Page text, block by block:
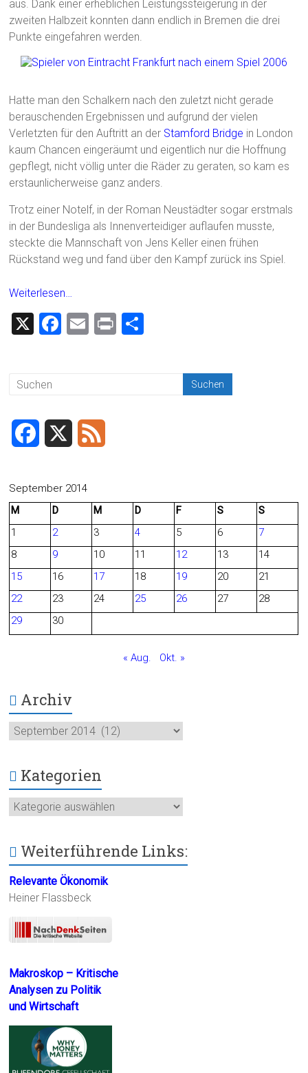
aus. Dank einer erheblichen Leistungssteigerung in der
zweiten Halbzeit konnten dann endlich in Bremen die drei
Punkte eingefahren werden.
Hatte man den Schalkern nach den zuletzt nicht gerade
berauschenden Ergebnissen und aufgrund der vielen
Verletzten für den Auftritt an der Stamford Bridge in London
kaum Chancen eingeräumt und eigentlich nur die Hoffnung
gepflegt, nicht völlig unter die Räder zu geraten, so kam es
erstaunlicherweise ganz anders.
Trotz einer Notelf, in der Roman Neustädter sogar erstmals
in der Bundesliga als Innenverteidiger auflaufen musste,
steckte die Mannschaft von Jens Keller einen frühen
Rückstand weg und fand über den Kampf zurück ins Spiel.
Weiterlesen…
X
F
ok
E
Pr
c
b
o
September 2014
M
D M D F S
S
1
2 3 4 5 6
7
8
9 10 11 12 13
14
15
16 17 18 19 20
21
22
23 24 25 26 27
28
29
30
« Aug. Okt. »
Archiv
Archiv
Kategorien
Kategorien
Weiterführende Links:
Relevante Ökonomik
Heiner Flassbeck
Makroskop – Kritische
Analysen zu Politik
und Wirtschaft